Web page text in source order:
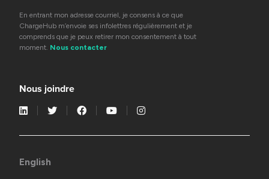
En entrant mon adresse courriel, je consens à ce que
ChargeHub m’envoie ses infolettres régulièrement et je
comprends que je peux retirer mon consentement à tout
moment. Nous contacter
Nous joindre
English